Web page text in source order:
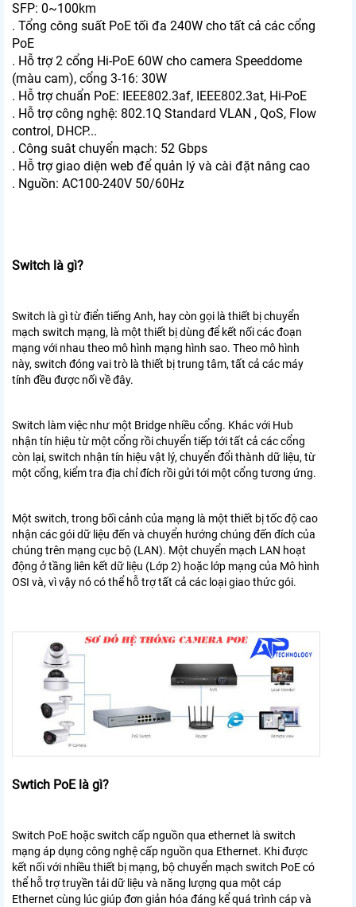
SFP: 0~100km
. Tổng công suất PoE tối đa 240W cho tất cả các cổng
PoE
. Hỗ trợ 2 cổng Hi-PoE 60W cho camera Speeddome
(màu cam), cổng 3-16: 30W
. Hỗ trợ chuẩn PoE: IEEE802.3af, IEEE802.3at, Hi-PoE
. Hỗ trợ công nghệ: 802.1Q Standard VLAN , QoS, Flow
control, DHCP...
. Công suât chuyển mạch: 52 Gbps
. Hỗ trợ giao diện web để quản lý và cài đặt nâng cao
. Nguồn: AC100-240V 50/60Hz
Switch là gì?
Switch là gì từ điển tiếng Anh, hay còn gọi là thiết bị chuyển
mạch switch mạng, là một thiết bị dùng để kết nối các đoạn
mạng với nhau theo mô hình mạng hình sao. Theo mô hình
này, switch đóng vai trò là thiết bị trung tâm, tất cả các máy
tính đều được nối về đây.
Switch làm việc như một Bridge nhiều cổng. Khác với Hub
nhận tín hiệu từ một cổng rồi chuyển tiếp tới tất cả các cổng
còn lại, switch nhận tín hiệu vật lý, chuyển đổi thành dữ liệu, từ
một cổng, kiểm tra địa chỉ đích rồi gửi tới một cổng tương ứng.
Một switch, trong bối cảnh của mạng là một thiết bị tốc độ cao
nhận các gói dữ liệu đến và chuyển hướng chúng đến đích của
chúng trên mạng cục bộ (LAN). Một chuyển mạch LAN hoạt
động ở tầng liên kết dữ liệu (Lớp 2) hoặc lớp mạng của Mô hình
OSI và, vì vậy nó có thể hỗ trợ tất cả các loại giao thức gói.
Swtich PoE là gì?
Switch PoE hoặc switch cấp nguồn qua ethernet là switch
mạng áp dụng công nghệ cấp nguồn qua Ethernet. Khi được
kết nối với nhiều thiết bị mạng, bộ chuyển mạch switch PoE có
thể hỗ trợ truyền tải dữ liệu và năng lượng qua một cáp
Ethernet cùng lúc giúp đơn giản hóa đáng kể quá trình cáp và